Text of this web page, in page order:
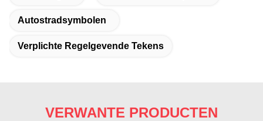
Autostradsymbolen
Verplichte Regelgevende Tekens
VERWANTE PRODUCTEN